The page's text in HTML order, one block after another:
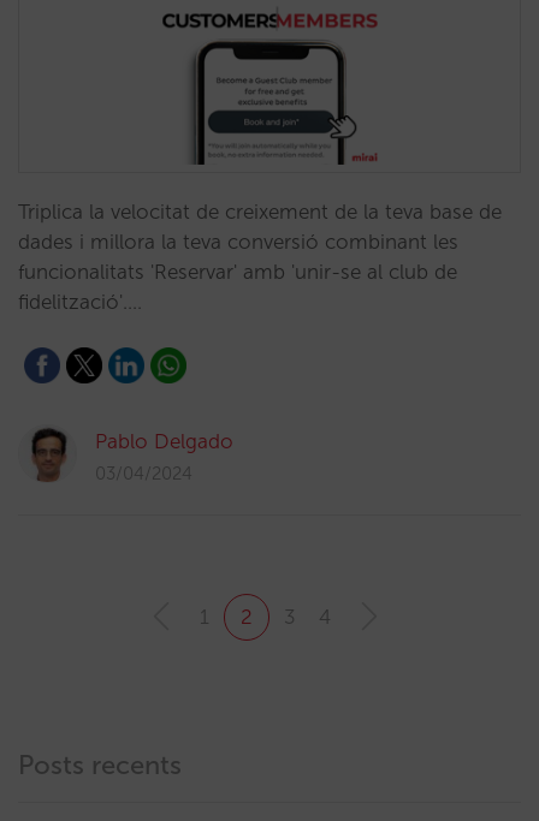
Triplica la velocitat de creixement de la teva base de
dades i millora la teva conversió combinant les
funcionalitats 'Reservar' amb 'unir-se al club de
fidelització'.…
Pablo Delgado
03/04/2024
1 2 3 4
Posts recents